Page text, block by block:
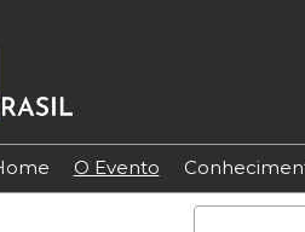
O Evento